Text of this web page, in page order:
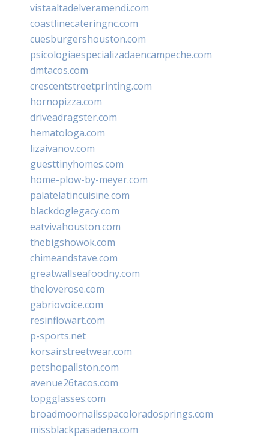
vistaaltadelveramendi.com
coastlinecateringnc.com
cuesburgershouston.com
psicologiaespecializadaencampeche.com
dmtacos.com
crescentstreetprinting.com
hornopizza.com
driveadragster.com
hematologa.com
lizaivanov.com
guesttinyhomes.com
home-plow-by-meyer.com
palatelatincuisine.com
blackdoglegacy.com
eatvivahouston.com
thebigshowok.com
chimeandstave.com
greatwallseafoodny.com
theloverose.com
gabriovoice.com
resinflowart.com
p-sports.net
korsairstreetwear.com
petshopallston.com
avenue26tacos.com
topgglasses.com
broadmoornailsspacoloradosprings.com
missblackpasadena.com